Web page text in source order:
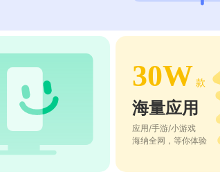
30W 款
海量应用
应用/手游/小游戏
海纳全网，等你体验